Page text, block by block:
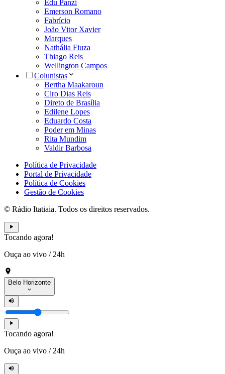
Edu Panzi
Emerson Romano
Fabrício
João Vitor Xavier
Marques
Nathália Fiuza
Thiago Reis
Wellington Campos
Colunistas
Bertha Maakaroun
Ciro Dias Reis
Direto de Brasília
Edilene Lopes
Eduardo Costa
Poder em Minas
Rita Mundim
Valdir Barbosa
Política de Privacidade
Portal de Privacidade
Política de Cookies
Gestão de Cookies
© Rádio Itatiaia. Todos os direitos reservados.
Tocando agora!
Ouça ao vivo / 24h
Belo Horizonte
Tocando agora!
Ouça ao vivo / 24h